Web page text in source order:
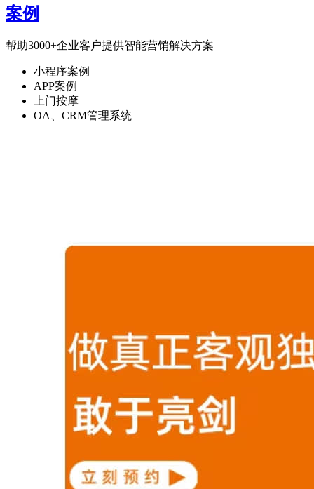
案例
帮助3000+企业客户提供智能营销解决方案
小程序案例
APP案例
上门按摩
OA、CRM管理系统